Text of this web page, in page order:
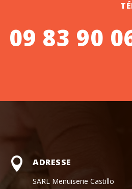
09 83 90
 ADRESSE
SARL Menuiserie Castillo